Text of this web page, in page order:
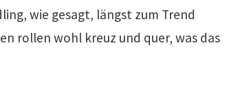
wie gesagt, längst zum Trend
rollen wohl kreuz und quer, was das